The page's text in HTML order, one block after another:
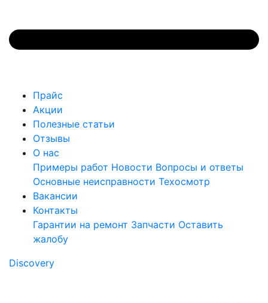
Прайс
Акции
Полезные статьи
Отзывы
О нас
Примеры работ Новости Вопросы и ответы
Основные неисправности Техосмотр
Вакансии
Контакты
Гарантии на ремонт Запчасти Оставить
жалобу
Discovery